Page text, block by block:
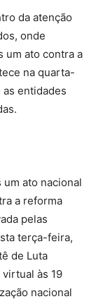
da atenção
onde
um ato contra a
na quarta-
as entidades
ato nacional
a reforma
pelas
terça-feira,
de Luta
às 19
nacional